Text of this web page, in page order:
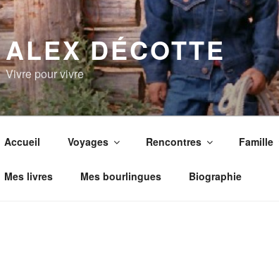
ALEX DÉCOTTE
Vivre pour vivre
Accueil Voyages Rencontres Famille
Mes livres Mes bourlingues Biographie